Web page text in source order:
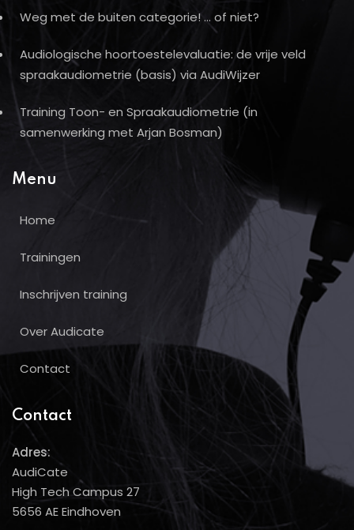
Weg met de buiten categorie! … of niet?
Audiologische hoortoestelevaluatie: de vrije veld
spraakaudiometrie (basis) via AudiWijzer
Training Toon- en Spraakaudiometrie (in
samenwerking met Arjan Bosman)
Menu
Home
Trainingen
Inschrijven training
Over Audicate
Contact
Contact
Adres:
AudiCate
High Tech Campus 27
5656 AE Eindhoven